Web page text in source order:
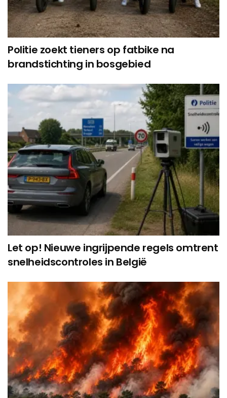
Politie zoekt tieners op fatbike na
brandstichting in bosgebied
Let op! Nieuwe ingrijpende regels omtrent
snelheidscontroles in België